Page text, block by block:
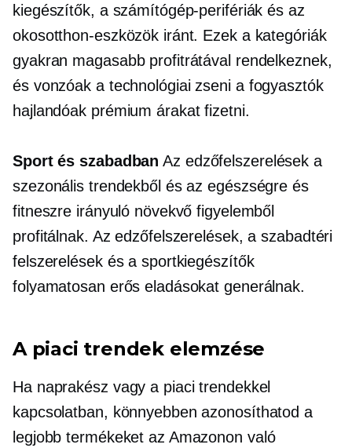
kiegészítők, a számítógép-perifériák és az
okosotthon-eszközök iránt. Ezek a kategóriák
gyakran magasabb profitrátával rendelkeznek,
és vonzóak a technológiai zsenia fogyasztók
hajlandóak prémium árakat fizetni.
Sport és szabadban Az edzőfelszerelések a
szezonális trendekből és az egészségre és
fitneszre irányuló növekvő figyelemből
profitálnak. Az edzőfelszerelések, a szabadtéri
felszerelések és a sportkiegészítők
folyamatosan erős eladásokat generálnak.
A piaci trendek elemzése
Ha naprakész vagy a piaci trendekkel
kapcsolatban, könnyebben azonosíthatod a
legjobb termékeket az Amazonon való